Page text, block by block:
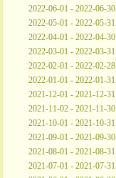
2022-06-01 - 2022-06-30
2022-05-01 - 2022-05-31
2022-04-01 - 2022-04-30
2022-03-01 - 2022-03-31
2022-02-01 - 2022-02-28
2022-01-01 - 2022-01-31
2021-12-01 - 2021-12-31
2021-11-02 - 2021-11-30
2021-10-01 - 2021-10-31
2021-09-01 - 2021-09-30
2021-08-01 - 2021-08-31
2021-07-01 - 2021-07-31